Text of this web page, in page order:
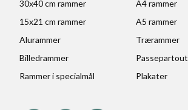
30x40 cm rammer
A4 rammer
15x21 cm rammer
A5 rammer
Alurammer
Trærammer
Billedrammer
Passepartout
Rammer i specialmål
Plakater